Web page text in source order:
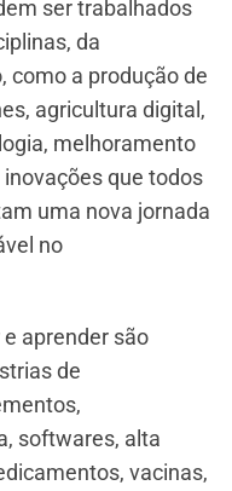
ser trabalhados
da
como a produção de
agricultura digital,
melhoramento
que todos
uma nova jornada
no
aprender são
de
softwares, alta
vacinas,